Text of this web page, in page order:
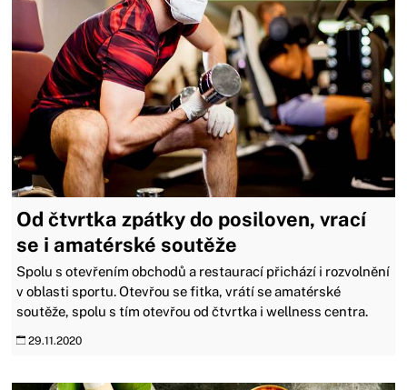
Od čtvrtka zpátky do posiloven, vrací
se i amatérské soutěže
Spolu s otevřením obchodů a restaurací přichází i rozvolnění
v oblasti sportu. Otevřou se fitka, vrátí se amatérské
soutěže, spolu s tím otevřou od čtvrtka i wellness centra.
29.11.2020